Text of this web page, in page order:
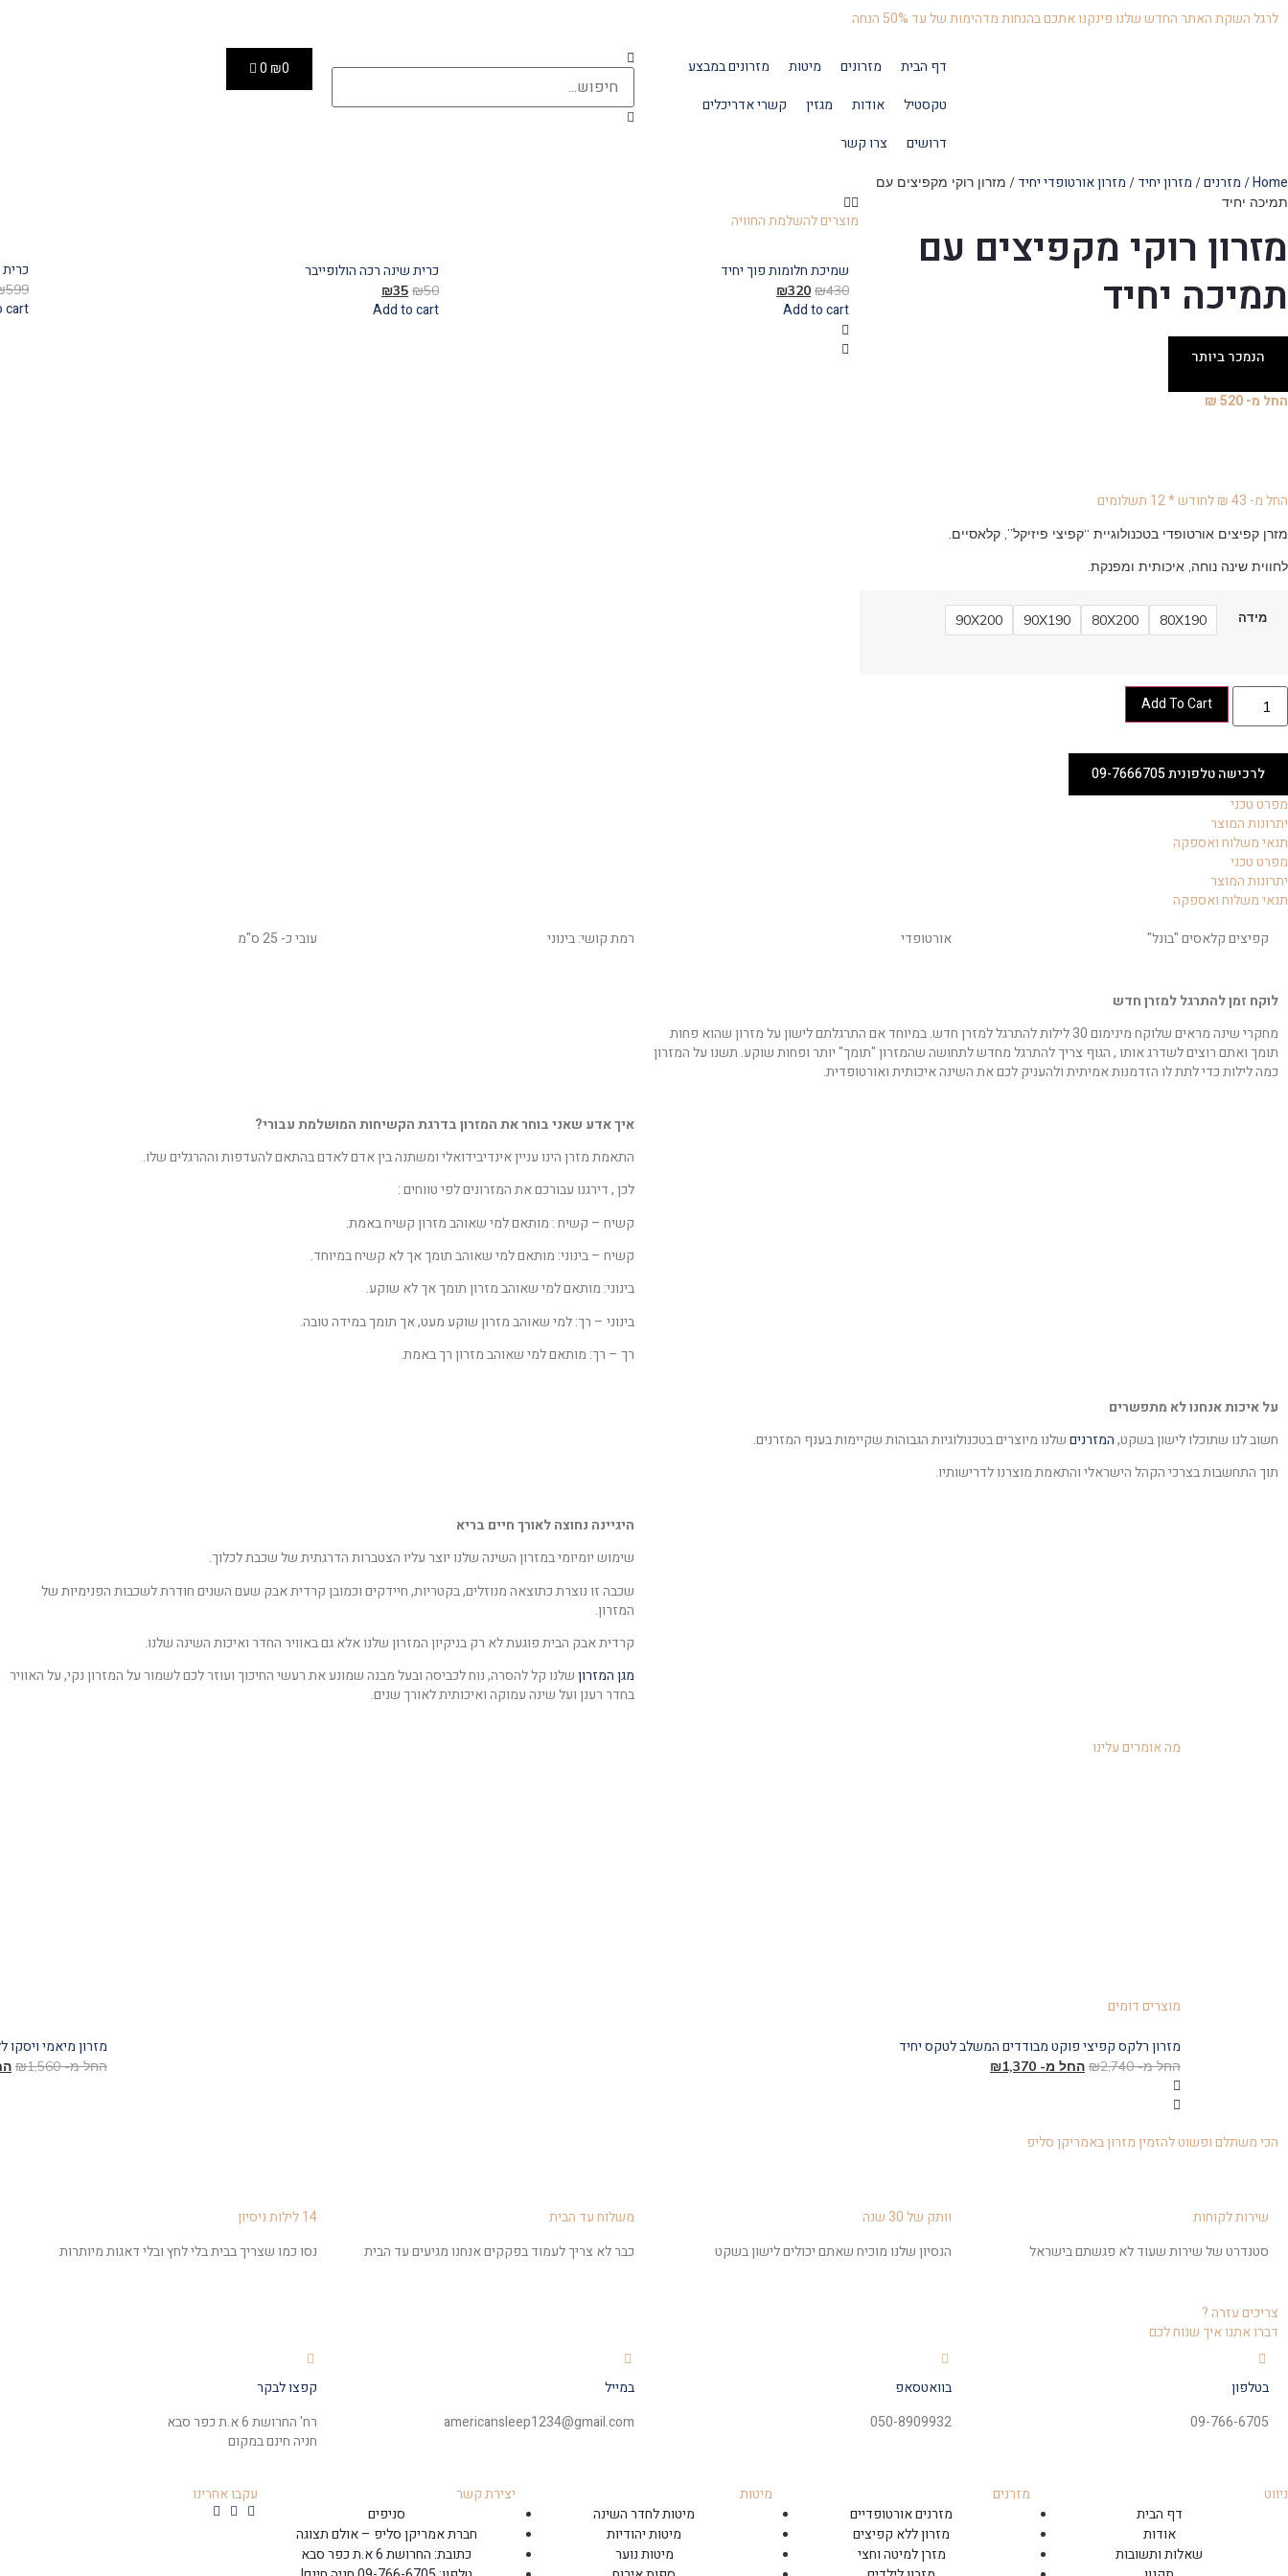
לרגל השקת האתר החדש שלנו פינקנו אתכם בהנחות מדהימות של עד 50% הנחה
דף הבית מזרונים מיטות
מזרונים במבצע
טקסטיל
אודות מגזין
קשרי אדריכלים
דרושים
צרו קשר
₪0
0
Home
/ מזרנים/ מזרון יחיד / מזרון אורטופדי יחיד / מזרון רוקי מקפיצים עם
תמיכה יחיד
מזרון רוקי מקפיצים עם
תמיכה יחיד
הנמכר ביותר
החל מ- 520 ₪
החל מ- 43 ₪ לחודש * 12 תשלומים
מזרן קפיצים אורטופדי בטכנולוגיית “קפיצי פיזיקל”, קלאסיים.
לחווית שינה נוחה, איכותית ומפנקת.
מידה 80X190
80X200
90X190
90X200
Add To Cart
לרכישה טלפונית 09-7666705
מפרט טכני
יתרונות המוצר
תנאי משלוח ואספקה
מפרט טכני
יתרונות המוצר
תנאי משלוח ואספקה
מוצרים להשלמת החוויה
שמיכת חלומות פוך יחיד
₪430
₪320
Add to cart
כרית שינה רכה הולופייבר
₪50
₪35
Add to cart
599
cart
קפיצים קלאסים "בונל" אורטופדי רמת קושי: בינוני עובי כ- 25 ס"מ
לוקח זמן להתרגל למזרן חדש
מחקרי שינה מראים שלוקח מינימום 30 לילות להתרגל למזרן חדש. במיוחד אם התרגלתם לישון על מזרון שהוא פחות
תומך ואתם רוצים לשדרג אותו , הגוף צריך להתרגל מחדש לתחושה שהמזרון "תומך" יותר ופחות שוקע. תשנו על המזרון
כמה לילות כדי לתת לו הזדמנות אמיתית ולהעניק לכם את השינה איכותית ואורטופדית.
איך אדע שאני בוחר את המזרון בדרגת הקשיחות המושלמת עבורי?
התאמת מזרן הינו עניין אינדיבידואלי ומשתנה בין אדם לאדם בהתאם להעדפות וההרגלים שלו.
לכן , דירגנו עבורכם את המזרונים לפי טווחים :
קשיח – קשיח : מותאם למי שאוהב מזרון קשיח באמת.
קשיח – בינוני: מותאם למי שאוהב תומך אך לא קשיח במיוחד.
בינוני: מותאם למי שאוהב מזרון תומך אך לא שוקע.
בינוני – רך: למי שאוהב מזרון שוקע מעט, אך תומך במידה טובה.
רך – רך: מותאם למי שאוהב מזרון רך באמת.
על איכות אנחנו לא מתפשרים
חשוב לנו שתוכלו לישון בשקט,המזרניםשלנו מיוצרים בטכנולוגיות הגבוהות שקיימות בענף המזרנים.
תוך התחשבות בצרכי הקהל הישראלי והתאמת מוצרנו לדרישותיו.
היגיינה נחוצה לאורך חיים בריא
שימוש יומיומי במזרון השינה שלנו יוצר עליו הצטברות הדרגתית של שכבת לכלוך.
שכבה זו נוצרת כתוצאה מנוזלים, בקטריות, חיידקים וכמובן קרדית אבק שעם השנים חודרת לשכבות הפנימיות של
המזרון.
קרדית אבק הבית פוגעת לא רק בניקיון המזרון שלנו אלא גם באוויר החדר ואיכות השינה שלנו.
מגן המזרוןשלנו קל להסרה, נוח לכביסה ובעל מבנה שמונע את רעשי החיכוך ועוזר לכם לשמור על המזרון נקי, על האוויר
בחדר רענן ועל שינה עמוקה ואיכותית לאורך שנים.
מה אומרים עלינו
מוצרים דומים
מזרון רלקס קפיצי פוקט מבודדים המשלב לטקס יחיד
החל מ- ₪2,740 החל מ- ₪1,370
מזרון מיאמי ויסקו
החל מ- ₪1,560
הכי משתלם ופשוט להזמין מזרון באמריקן סליפ
שירות לקוחות
סטנדרט של שירות שעוד לא פגשתם בישראל
וותק של 30 שנה
הנסיון שלנו מוכיח שאתם יכולים לישון בשקט
משלוח עד הבית
כבר לא צריך לעמוד בפקקים אנחנו מגיעים עד הבית
14 לילות ניסיון
נסו כמו שצריך בבית בלי לחץ ובלי דאגות מיותרות
צריכים עזרה ?
דברו אתנו איך שנוח לכם
בטלפון
09-766-6705
בוואטסאפ
050-8909932
במייל
americansleep1234@gmail.com
קפצו לבקר
רח' החרושת 6 א.ת כפר סבא
חניה חינם במקום
ניווט
דף הבית
אודות
שאלות ותשובות
מזרנים
מזרנים אורטופדיים
מזרון ללא קפיצים
מזרן למיטה וחצי
מיטות
מיטות לחדר השינה
מיטות יהודיות
מיטות נוער
יצירת קשר
סניפים
חברת אמריקן סליפ – אולם תצוגה
כתובת: החרושת 6 א.ת כפר סבא
עקבו אחרינו